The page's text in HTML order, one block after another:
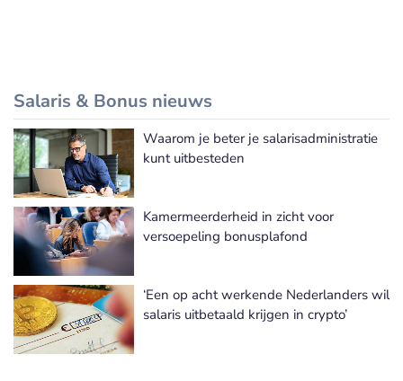
Salaris & Bonus nieuws
Meer Salaris & Bonus nieuws
Waarom je beter je salarisadministratie
kunt uitbesteden
Kamermeerderheid in zicht voor
versoepeling bonusplafond
‘Een op acht werkende Nederlanders wil
salaris uitbetaald krijgen in crypto’